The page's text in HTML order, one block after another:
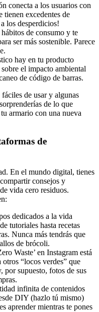
conecta a los usuarios con
tienen excedentes de
los desperdicios!
de consumo y te
ser más sostenible. Parece
hay en tu producto
el impacto ambiental
de código de barras.
de usar y algunas
de lo que
armario con una nueva
de
En el mundo digital, tienes
consejos y
vida cero residuos.
dedicados a la vida
tutoriales hasta recetas
Nunca más tendrás que
de brócoli.
Waste’ en Instagram está
“locos verdes” que
por supuesto, fotos de sus
infinita de contenidos
DIY (hazlo tú mismo)
aprender mientras te pones